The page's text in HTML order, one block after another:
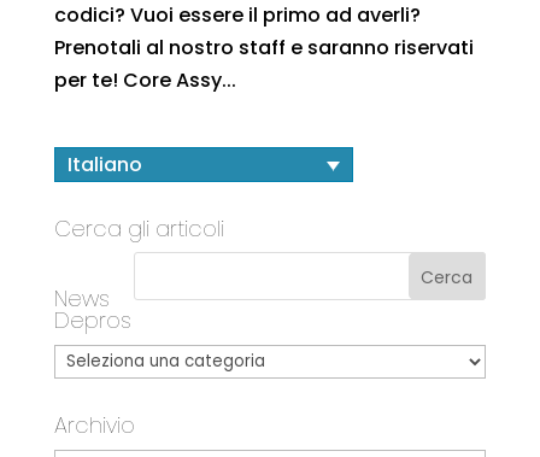
codici? Vuoi essere il primo ad averli?
Prenotali al nostro staff e saranno riservati
per te! Core Assy...
Italiano
Cerca gli articoli
News
Depros
Archivio